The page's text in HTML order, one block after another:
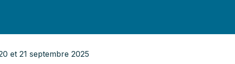
et 21 septembre 2025